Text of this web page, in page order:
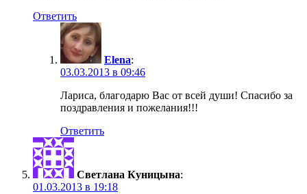
Ответить
Elena:
03.03.2013 в 09:46
Лариса, благодарю Вас от всей души! Спасибо за
поздравления и пожелания!!!
Ответить
Светлана Куницына:
01.03.2013 в 19:18